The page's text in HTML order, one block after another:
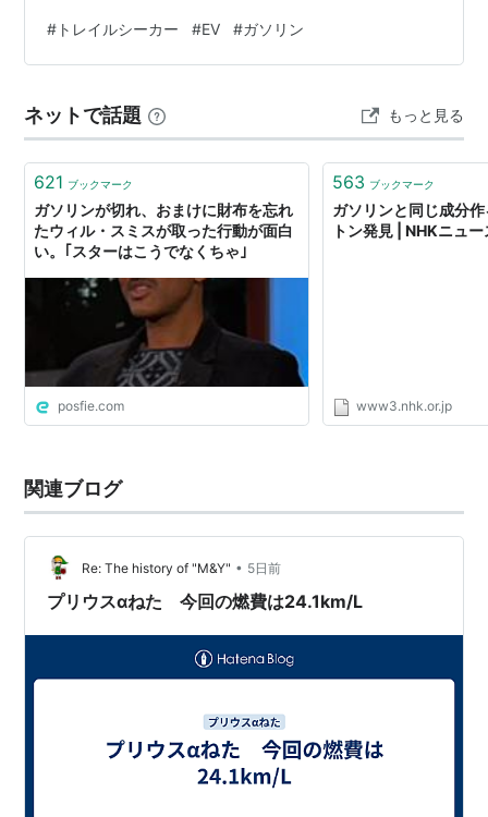
85％ガソリンに混入する「E85」という燃料を標準化す
る模様。
ＧＭなどがバイオエタノール混合ガソリン対応車を推
進。トヨタは電気とガソリンのハイブリッド車で対抗し
ているが、ブラジル輸出のためのエタノール専用車の研
究開発に着手。
エタノールはバイオマスから創ることから枯渇しない
「再生可能資源」として期待されるものの、ジェットエ
ンジンには凍結の問題があり不向きな他、大豆トウモロ
コシサトウキビなどの作物を利用すると、需要増加によ
る価格高騰で本来の用途に悪影響が出る他、本格的な普
る。
選びで、こんなふうにEVとガソリン車・ハイブリッドの
間で揺れてへんやろか。ネットやSNS見てたら「EVは維
換で数十万飛ぶ」「寒いと航続距離が落ちて遠出できひ
ん」みたいなネガティブな噂も飛び交ってて、正直なに
が本当か分からんくなるよな。この…
# トレイルシーカー #EV #ガソリン
ネットで話題 もっと見る
621 ブックマーク
ガソリンが切れ、おまけに財布を忘れ
たウィル・スミスが取った行動が面白
い。｢スターはこうでなくちゃ｣
posfie.com
563 ブックマーク
ガソリンと同じ成分
トン発見 | NHKニュー
www3.nhk.or.jp
関連ブログ
Re: The history of "M&Y" • 5日前
プリウスαねた 今回の燃費は24.1km/L